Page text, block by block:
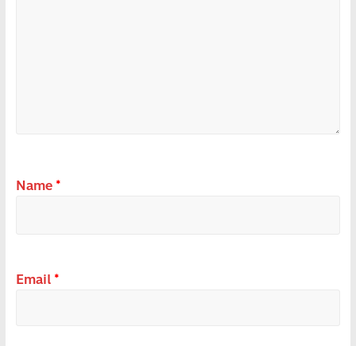
Name *
Email *